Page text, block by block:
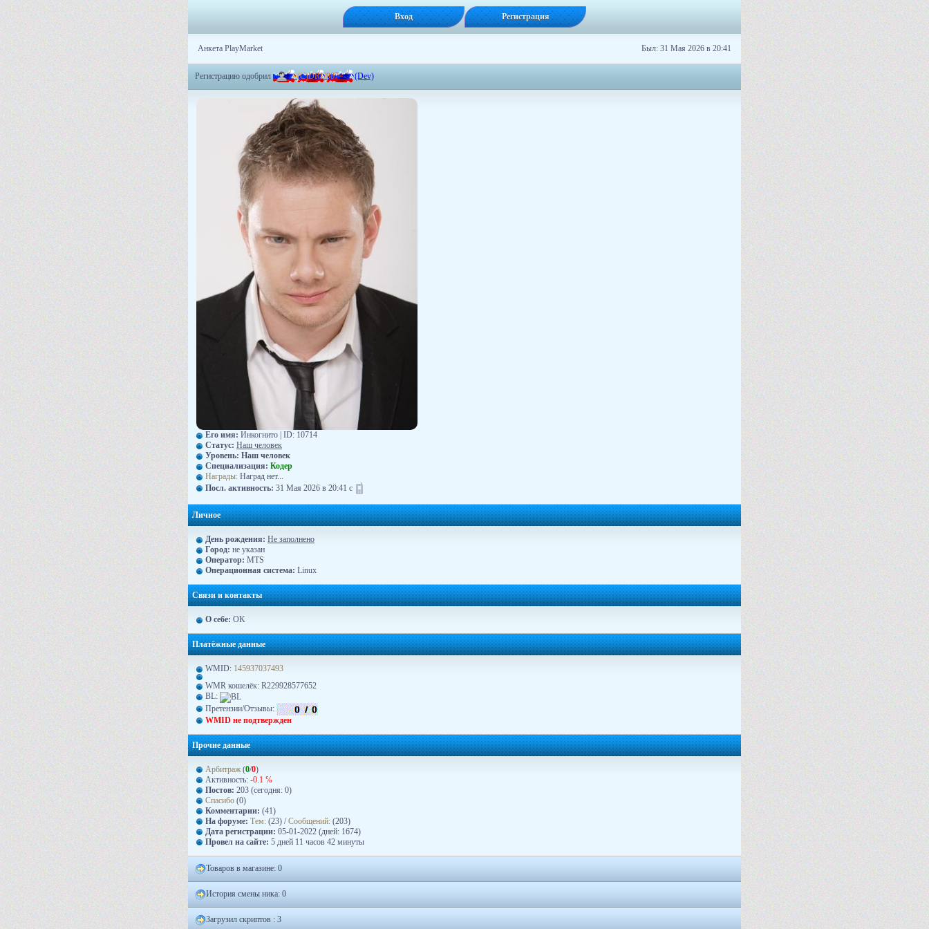
Вход Регистрация
Анкета PlayMarket Был: 31 Мая 2026 в 20:41
Регистрацию одобрил -=(C)DRU987=- (Dev)
Его имя: Инкогнито | ID: 10714
Статус: Наш человек
Уровень: Наш человек
Специализация: Кодер
Награды: Наград нет...
Посл. активность: 31 Мая 2026 в 20:41 с
Личное
День рождения: Не заполнено
Город: не указан
Оператор: MTS
Операционная система: Linux
Связи и контакты
О себе: OK
Платёжные данные
WMID: 145937037493
WMR кошелёк: R229928577652
BL:
Претензии/Отзывы:
WMID не подтвержден
Прочие данные
Арбитраж (0/0)
Активность: -0.1 ℅
Постов: 203 (сегодня: 0)
Спасибо (0)
Комментарии: (41)
На форуме: Тем: (23) /Сообщений: (203)
Дата регистрации: 05-01-2022 (дней: 1674)
Провел на сайте: 5 дней 11 часов 42 минуты
Товаров в магазине: 0
История смены ника: 0
Загрузил скриптов : 3